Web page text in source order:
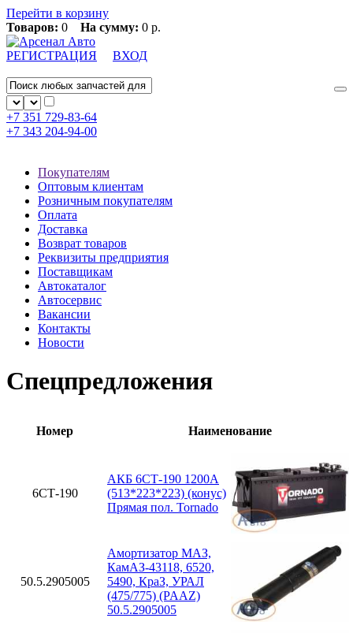
Перейти в корзину
Товаров: 0 На сумму: 0 р.
РЕГИСТРАЦИЯ ВХОД
+7 351 729-83-64
+7 343 204-94-00
Покупателям
Оптовым клиентам
Розничным покупателям
Оплата
Доставка
Возврат товаров
Реквизиты предприятия
Поставщикам
Автокаталог
Автосервис
Вакансии
Контакты
Новости
Спецпредложения
Номер Наименование
6СТ-190
АКБ 6СТ-190 1200А
(513*223*223) (конус)
Прямая пол. Tornado
50.5.2905005
Амортизатор МАЗ,
КамАЗ-43118, 6520,
5490, КраЗ, УРАЛ
(475/775) (PAAZ)
50.5.2905005